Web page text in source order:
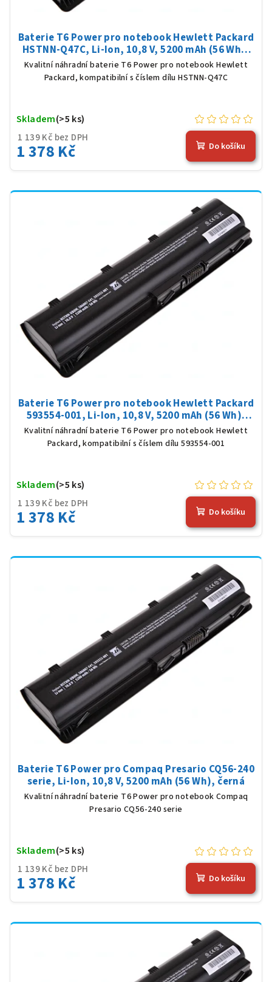
Baterie T6 Power pro notebook Hewlett Packard
HSTNN-Q47C, Li-Ion, 10,8 V, 5200 mAh (56 Wh),
černá
Kvalitní náhradní baterie T6 Power pro notebook Hewlett
Packard, kompatibilní s číslem dílu HSTNN-Q47C
1 139 Kč bez DPH
1 378 Kč
Skladem(>5 ks)
Do košíku
Baterie T6 Power pro notebook Hewlett Packard
593554-001, Li-Ion, 10,8 V, 5200 mAh (56 Wh),
černá
Kvalitní náhradní baterie T6 Power pro notebook Hewlett
Packard, kompatibilní s číslem dílu 593554-001
1 139 Kč bez DPH
1 378 Kč
Skladem(>5 ks)
Do košíku
Baterie T6 Power pro Compaq Presario CQ56-240
serie, Li-Ion, 10,8 V, 5200 mAh (56 Wh), černá
Kvalitní náhradní baterie T6 Power pro notebook Compaq
Presario CQ56-240 serie
1 139 Kč bez DPH
1 378 Kč
Skladem(>5 ks)
Do košíku